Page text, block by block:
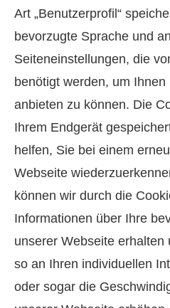
Art „Benutzerprofil“
bevorzugte Sprache und
Seiteneinstellungen, die
benötigt werden, um
anbieten zu können. Die
Ihrem Endgerät
helfen, Sie bei einem
Webseite
können wir durch die
Informationen über Ihre
unserer Webseite erhalten
so an Ihren individuellen
oder sogar die